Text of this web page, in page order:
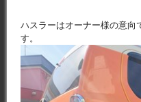
ハスラーはオーナー様の意向
す。